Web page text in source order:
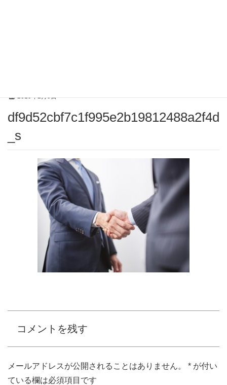
2019年2月9日
df9d52cbf7c1f995e2b19812488a2f4d
_s
コメントを残す
メールアドレスが公開されることはありません。 * が付い
ている欄は必須項目です